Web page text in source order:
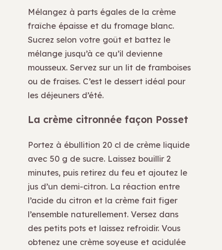
Mélangez à parts égales de la crème
fraîche épaisse et du fromage blanc.
Sucrez selon votre goût et battez le
mélange jusqu’à ce qu’il devienne
mousseux. Servez sur un lit de framboises
ou de fraises. C’est le dessert idéal pour
les déjeuners d’été.
La crème citronnée façon Posset
Portez à ébullition 20 cl de crème liquide
avec 50 g de sucre. Laissez bouillir 2
minutes, puis retirez du feu et ajoutez le
jus d’un demi-citron. La réaction entre
l’acide du citron et la crème fait figer
l’ensemble naturellement. Versez dans
des petits pots et laissez refroidir. Vous
obtenez une crème soyeuse et acidulée